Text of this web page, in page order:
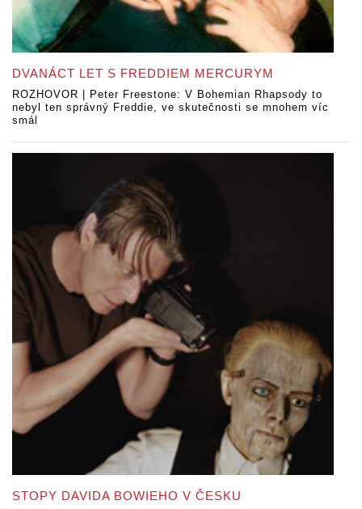
DVANÁCT LET S FREDDIEM MERCURYM
ROZHOVOR | Peter Freestone: V Bohemian Rhapsody to
nebyl ten správný Freddie, ve skutečnosti se mnohem víc
smál
STOPY DAVIDA BOWIEHO V ČESKU